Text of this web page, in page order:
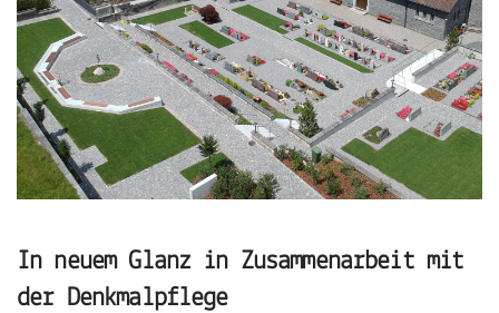
In neuem Glanz in Zusammenarbeit mit
der Denkmalpflege